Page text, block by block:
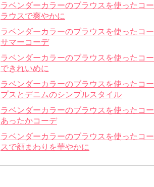
ラベンダーカラーのブラウスを使ったコ
ラウスで爽やかに
ラベンダーカラーのブラウスを使ったコ
サマーコーデ
ラベンダーカラーのブラウスを使ったコ
できれいめに
ラベンダーカラーのブラウスを使ったコ
プスとデニムのシンプルスタイル
ラベンダーカラーのブラウスを使ったコ
あったかコーデ
ラベンダーカラーのブラウスを使ったコ
スで顔まわりを華やかに